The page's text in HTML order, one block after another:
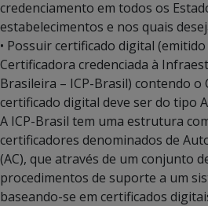
credenciamento em todos os
estabelecimentos e nos quais
• Possuir certificado digital
Certificadora credenciada à
Brasileira – ICP-Brasil) contendo o
certificado digital deve ser do tipo
A ICP-Brasil tem uma estrutura
certificadores denominados de
(AC), que através de um conjunto
procedimentos de suporte a um
baseando-se em certificados